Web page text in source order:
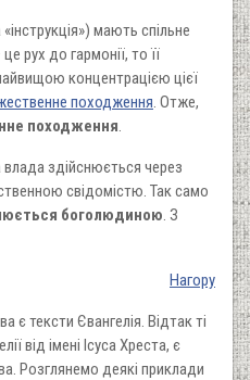
мають спільне
рух до гармонії, то її
концентрацією цієї
походження. Отже,
походження.
здійснюється через
свідомістю. Так само
боголюдиною. З
Нагору
є тексти Євангелія. Відтак ті
від імені Ісуса Хреста, є
Розглянемо деякі приклади